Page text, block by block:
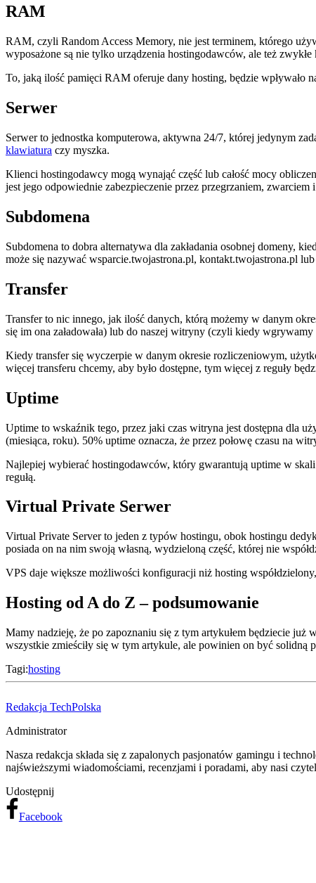
RAM
RAM, czyli Random Access Memory, nie jest terminem, którego
wyposażone są nie tylko urządzenia hostingodawców, ale też
To, jaką ilość pamięci RAM oferuje dany hosting, będzie wpływało
Serwer
Serwer to jednostka komputerowa, aktywna 24/7, której jedynym
klawiatura czy myszka.
Klienci hostingodawcy mogą wynająć część lub całość mocy
jest jego odpowiednie zabezpieczenie przez przegrzaniem, zwarciem
Subdomena
Subdomena to dobra alternatywa dla zakładania osobnej domeny,
może się nazywać wsparcie.twojastrona.pl, kontakt.twojastrona.pl
Transfer
Transfer to nic innego, jak ilość danych, którą możemy w danym
się im ona załadowała) lub do naszej witryny (czyli kiedy
Kiedy transfer się wyczerpie w danym okresie rozliczeniowym,
więcej transferu chcemy, aby było dostępne, tym więcej z reguły
Uptime
Uptime to wskaźnik tego, przez jaki czas witryna jest dostępna dla
(miesiąca, roku). 50% uptime oznacza, że przez połowę czasu na
Najlepiej wybierać hostingodawców, który gwarantują uptime w
regułą.
Virtual Private Serwer
Virtual Private Server to jeden z typów hostingu, obok hostingu
posiada on na nim swoją własną, wydzieloną część, której nie
VPS daje większe możliwości konfiguracji niż hosting
Hosting od A do Z – podsumowanie
Mamy nadzieję, że po zapoznaniu się z tym artykułem będziecie
wszystkie zmieściły się w tym artykule, ale powinien on być solidną
Tagi:hosting
Redakcja TechPolska
Administrator
Nasza redakcja składa się z zapalonych pasjonatów gamingu i
najświeższymi wiadomościami, recenzjami i poradami, aby nasi
Udostępnij
Facebook